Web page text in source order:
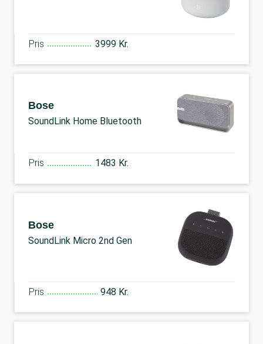
Pris 3999 Kr.
Bose
SoundLink Home Bluetooth
Pris 1483 Kr.
Bose
SoundLink Micro 2nd Gen
Pris 948 Kr.